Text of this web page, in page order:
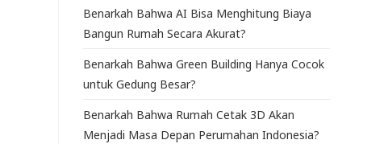
Benarkah Bahwa AI Bisa Menghitung Biaya
Bangun Rumah Secara Akurat?
Benarkah Bahwa Green Building Hanya Cocok
untuk Gedung Besar?
Benarkah Bahwa Rumah Cetak 3D Akan
Menjadi Masa Depan Perumahan Indonesia?